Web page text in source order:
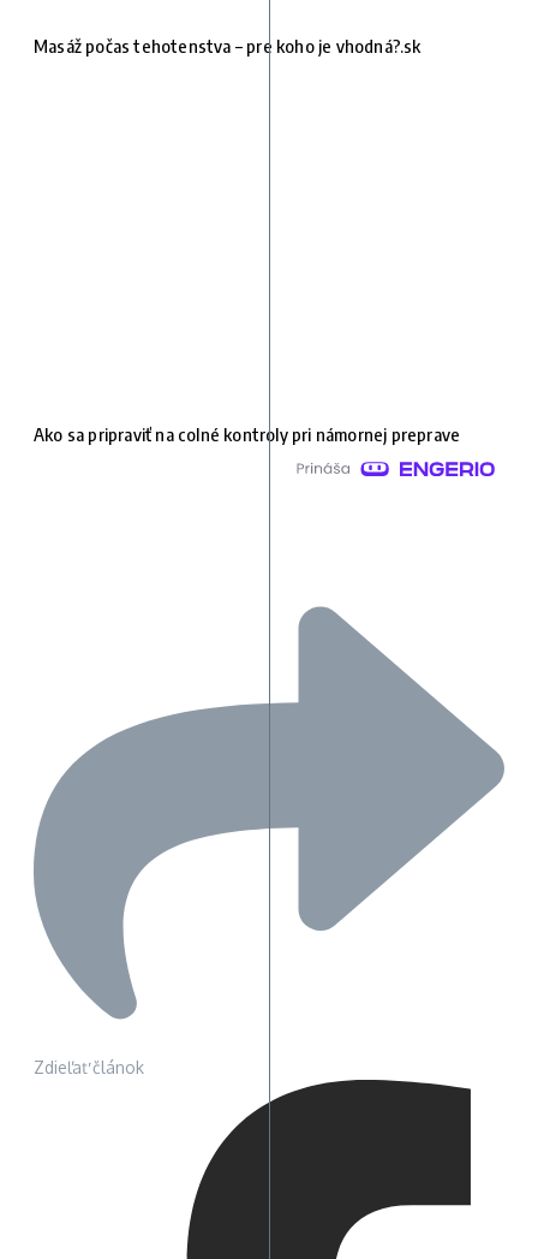
Masáž počas tehotenstva – pre koho je vhodná?.sk
Ako sa pripraviť na colné kontroly pri námornej preprave
Zdieľať článok